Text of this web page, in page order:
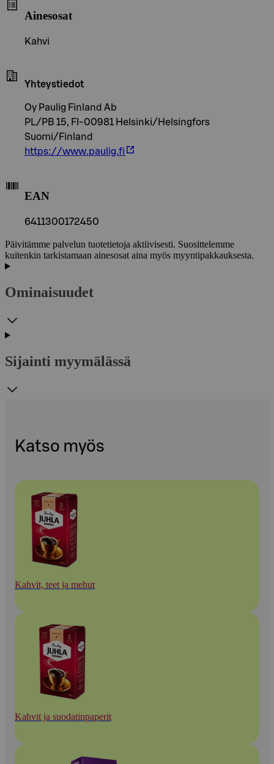
Ainesosat
Kahvi
Yhteystiedot
Oy Paulig Finland Ab
PL/PB 15, FI-00981 Helsinki/Helsingfors
Suomi/Finland
https://www.paulig.fi
EAN
6411300172450
Päivitämme palvelun tuotetietoja aktiivisesti. Suosittelemme
kuitenkin tarkistamaan ainesosat aina myös myyntipakkauksesta.
Ominaisuudet
Sijainti myymälässä
Katso myös
Kahvit, teet ja mehut
Kahvit ja suodatinpaperit